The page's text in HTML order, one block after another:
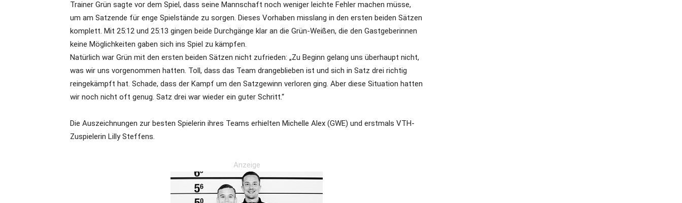
Trainer Grün sagte vor dem Spiel, dass seine Mannschaft noch weniger leichte Fehler machen müsse,
um am Satzende für enge Spielstände zu sorgen. Dieses Vorhaben misslang in den ersten beiden Sätzen
komplett. Mit 25:12 und 25:13 gingen beide Durchgänge klar an die Grün-Weißen, die den Gastgeberinnen
keine Möglichkeiten gaben sich ins Spiel zu kämpfen.
Natürlich war Grün mit den ersten beiden Sätzen nicht zufrieden: „Zu Beginn gelang uns überhaupt nicht,
was wir uns vorgenommen hatten. Toll, dass das Team drangeblieben ist und sich in Satz drei richtig
reingekämpft hat. Schade, dass der Kampf um den Satzgewinn verloren ging. Aber diese Situation hatten
wir noch nicht oft genug. Satz drei war wieder ein guter Schritt.“
Die Auszeichnungen zur besten Spielerin ihres Teams erhielten Michelle Alex (GWE) und erstmals VTH-
Zuspielerin Lilly Steffens.
Anzeige